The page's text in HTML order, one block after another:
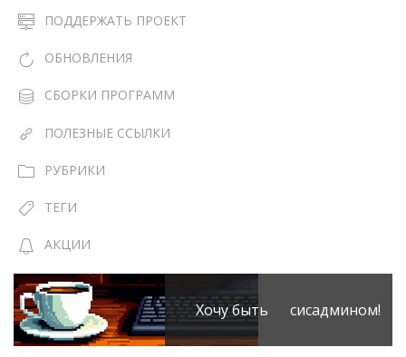
ПОДДЕРЖАТЬ ПРОЕКТ
ОБНОВЛЕНИЯ
СБОРКИ ПРОГРАММ
ПОЛЕЗНЫЕ ССЫЛКИ
РУБРИКИ
ТЕГИ
АКЦИИ
Хочу быть сисадмином!